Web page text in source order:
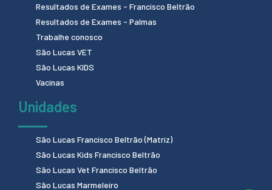
Resultados de Exames - Francisco Beltrão
Resultados de Exames - Palmas
Trabalhe conosco
São Lucas VET
São Lucas KIDS
Vacinas
Unidades
São Lucas Francisco Beltrão (Matriz)
São Lucas Kids Francisco Beltrão
São Lucas Vet Francisco Beltrão
São Lucas Marmeleiro